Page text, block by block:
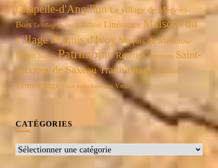
Chapelle-d'Angillon Le village de Méry-ès-
Bois Le village de Presly-le-Chétif Littérature Maisons du
village Maquis d'Ivoy Maquis de Ménetou-
Salon Nature Patrimoine Recettes Réunions Saint-
Jacques de Saxeau Traditions Troc'Plantes
Témoignage Vieux parler berrichon Vœux
CATÉGORIES
Catégories